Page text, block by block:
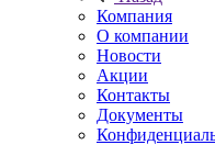
Компания
О компании
Новости
Акции
Контакты
Документы